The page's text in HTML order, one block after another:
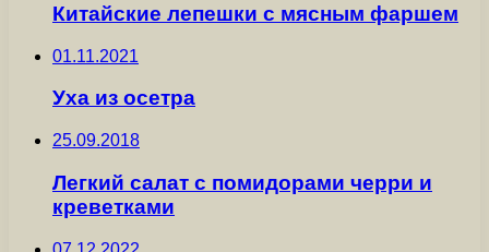
Китайские лепешки с мясным фаршем
01.11.2021
Уха из осетра
25.09.2018
Легкий салат с помидорами черри и
креветками